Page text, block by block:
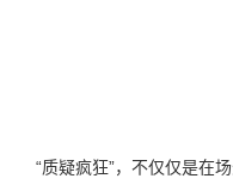
“质疑疯狂”，不仅仅是在